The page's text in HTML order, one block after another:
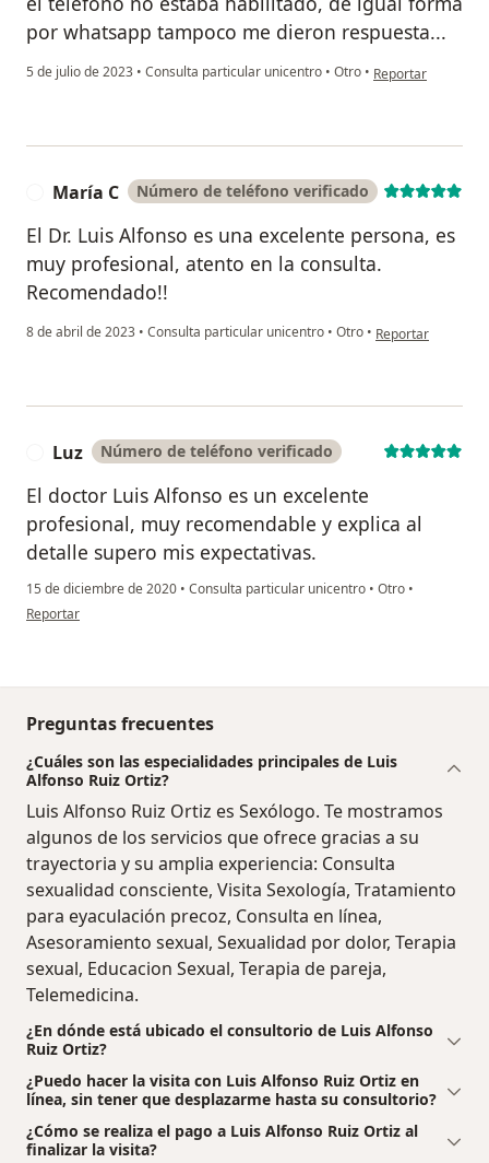
por whatsapp tampoco me dieron respuesta...
5 de julio de 2023 • Consulta particular unicentro • Otro • en opinión del
Reportar
María C Número de teléfono verificado
El Dr. Luis Alfonso es una excelente persona, es
muy profesional, atento en la consulta.
Recomendado!!
8 de abril de 2023 • Consulta particular unicentro • Otro • en opinión del
Reportar
Luz Número de teléfono verificado
El doctor Luis Alfonso es un excelente
profesional, muy recomendable y explica al
detalle supero mis expectativas.
15 de diciembre de 2020 • Consulta particular unicentro • Otro •
en opinión del usuario Luz
Reportar
Preguntas frecuentes
¿Cuáles son las especialidades principales de Luis
Alfonso Ruiz Ortiz?
Luis Alfonso Ruiz Ortiz es Sexólogo. Te mostramos
algunos de los servicios que ofrece gracias a su
trayectoria y su amplia experiencia: Consulta
sexualidad consciente, Visita Sexología, Tratamiento
para eyaculación precoz, Consulta en línea,
Asesoramiento sexual, Sexualidad por dolor, Terapia
sexual, Educacion Sexual, Terapia de pareja,
Telemedicina.
¿En dónde está ubicado el consultorio de Luis Alfonso
Ruiz Ortiz?
¿Puedo hacer la visita con Luis Alfonso Ruiz Ortiz en
línea, sin tener que desplazarme hasta su consultorio?
¿Cómo se realiza el pago a Luis Alfonso Ruiz Ortiz al
finalizar la visita?